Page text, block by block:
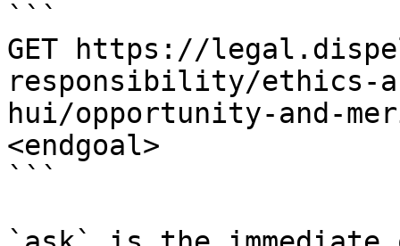
```
GET https://
responsibility/ethics-
hui/opportunity-and-
<endgoal>
```